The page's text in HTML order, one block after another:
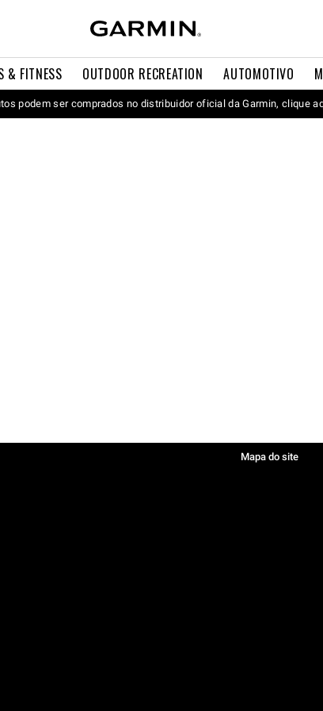
& FITNESS OUTDOOR RECREATION AUTOMOTIVO
podem ser comprados no distribuidor oficial da Garmin, clique
Mapa do site